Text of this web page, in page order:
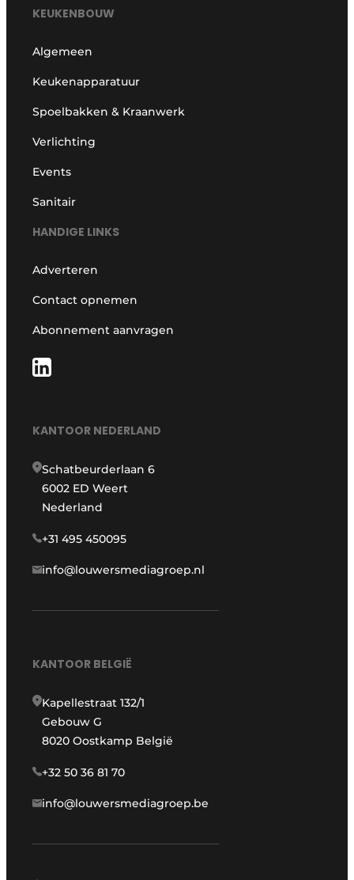
KEUKENBOUW
Algemeen
Keukenapparatuur
Spoelbakken & Kraanwerk
Verlichting
Events
Sanitair
HANDIGE LINKS
Adverteren
Contact opnemen
Abonnement aanvragen
KANTOOR NEDERLAND
Schatbeurderlaan 6
6002 ED Weert
Nederland
+31 495 450095
info@louwersmediagroep.nl
KANTOOR BELGIË
Kapellestraat 132/1
Gebouw G
8020 Oostkamp België
+32 50 36 81 70
info@louwersmediagroep.be